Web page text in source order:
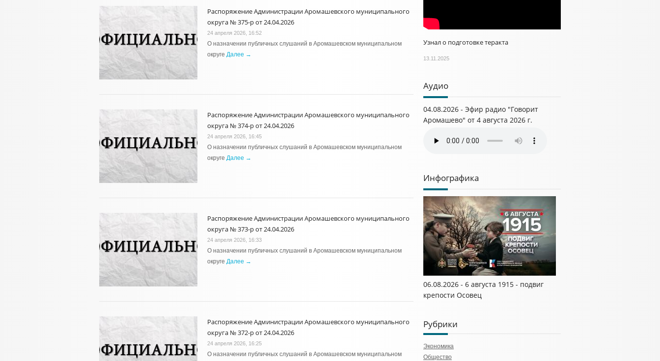
Распоряжение Администрации Аромашевского муниципального
округа № 375-р от 24.04.2026
24 апреля 2026, 16:52
О назначении публичных слушаний в Аромашевском муниципальном
округе Далее →
Распоряжение Администрации Аромашевского муниципального
округа № 374-р от 24.04.2026
24 апреля 2026, 16:45
О назначении публичных слушаний в Аромашевском муниципальном
округе Далее →
Распоряжение Администрации Аромашевского муниципального
округа № 373-р от 24.04.2026
24 апреля 2026, 16:33
О назначении публичных слушаний в Аромашевском муниципальном
округе Далее →
Распоряжение Администрации Аромашевского муниципального
округа № 372-р от 24.04.2026
24 апреля 2026, 16:25
О назначении публичных слушаний в Аромашевском муниципальном
Узнал о подготовке теракта
13.11.2025
Аудио
04.08.2026 - Эфир радио "Говорит
Аромашево" от 4 августа 2026 г.
Инфографика
06.08.2026 - 6 августа 1915 - подвиг
крепости Осовец
Рубрики
Экономика
Общество